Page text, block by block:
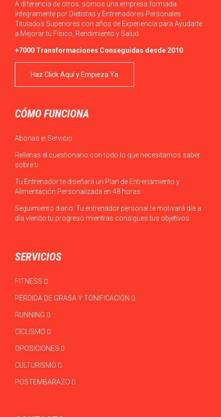
A diferencia de otros, somos una empresa formada
íntegramente por Dietistas y Entrenadores Personales
Titulados Superiores con años de Experiencia para Ayudarte
a Mejorar tu Físico, Rendimiento y Salud.
+7000 Transformaciones Conseguidas desde 2010
Haz Click Aquí y Empieza Ya
CÓMO FUNCIONA
Abonas el Servicio
Rellenas el cuestionario con todo lo que necesitamos saber
sobre ti
Tu Entrenador te diseñará un Plan de Entrenamiento y
Alimentación Personalizada en 48 horas
Seguimiento diario: Tu entrenador personal te motivará día a
día viendo tu progreso mientras consigues tus objetivos.
SERVICIOS
FITNESS
PÉRDIDA DE GRASA Y TONIFICACIÓN
RUNNING
CICLISMO
OPOSICIONES
CULTURISMO
POSTEMBARAZO